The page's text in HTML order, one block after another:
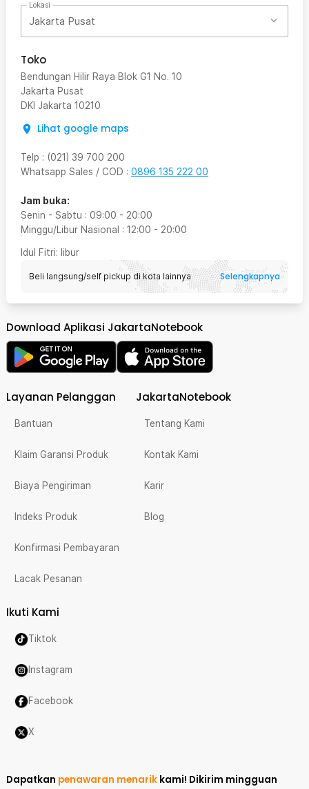
Lokasi
Jakarta Pusat
Toko
Bendungan Hilir Raya Blok G1 No. 10
Jakarta Pusat
DKI Jakarta 10210
Lihat google maps
Telp : (021) 39 700 200
Whatsapp Sales / COD : 0896 135 222 00
Jam buka:
Senin - Sabtu : 09:00 - 20:00
Minggu/Libur Nasional : 12:00 - 20:00
Idul Fitri: libur
Beli langsung/self pickup di kota lainnya Selengkapnya
Download Aplikasi JakartaNotebook
Layanan Pelanggan
Bantuan
Klaim Garansi Produk
Biaya Pengiriman
Indeks Produk
Konfirmasi Pembayaran
Lacak Pesanan
JakartaNotebook
Tentang Kami
Kontak Kami
Karir
Blog
Ikuti Kami
Tiktok
Instagram
Facebook
X
Dapatkan penawaran menarik kami! Dikirim mingguan